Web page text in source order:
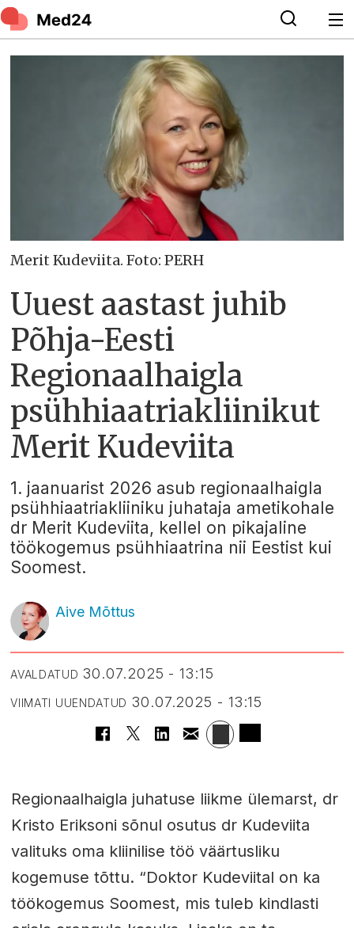
Merit Kudeviita. Foto: PERH
Uuest aastast juhib
Põhja-Eesti
Regionaalhaigla
psühhiaatriakliinikut
Merit Kudeviita
1. jaanuarist 2026 asub regionaalhaigla
psühhiaatriakliiniku juhataja ametikohale
dr Merit Kudeviita, kellel on pikajaline
töökogemus psühhiaatrina nii Eestist kui
Soomest.
Aive Mõttus
AVALDATUD 30.07.2025 - 13:15
VIIMATI UUENDATUD 30.07.2025 - 13:15
Regionaalhaigla juhatuse liikme ülemarst, dr
Kristo Eriksoni sõnul osutus dr Kudeviita
valituks oma kliinilise töö väärtusliku
kogemuse tõttu. “Doktor Kudeviital on ka
töökogemus Soomest, mis tuleb kindlasti